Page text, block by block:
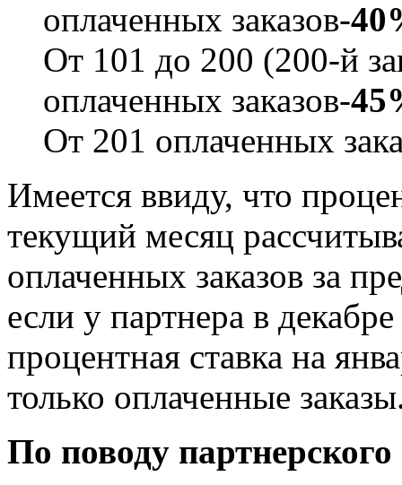
оплаченных заказов-
От 101 до 200 (200-й
оплаченных заказов-
От 201 оплаченных
Имеется ввиду, что
текущий месяц
оплаченных заказов за
если у партнера в
процентная ставка на
только оплаченные
По поводу партнерского